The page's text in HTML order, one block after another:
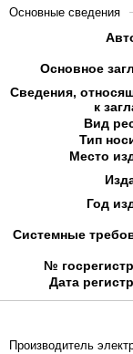
Основные сведения
Основное
Сведения,
к
Вид
Тип
Место
Год
Системные
№
Дата
Производитель